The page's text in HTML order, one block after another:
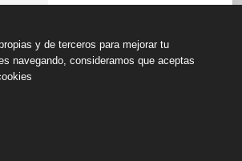
© All rights reserved.
de Papeles Del Panamá
y de terceros para mejorar tu
navegando, consideramos que aceptas